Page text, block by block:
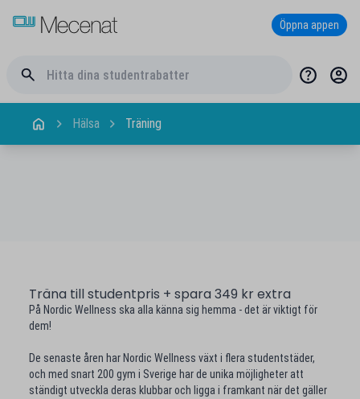
Öppna appen
Hälsa Träning
Träna till studentpris + spara 349 kr extra
På Nordic Wellness ska alla känna sig hemma - det är viktigt för
dem!
De senaste åren har Nordic Wellness växt i flera studentstäder,
och med snart 200 gym i Sverige har de unika möjligheter att
ständigt utveckla deras klubbar och ligga i framkant när det gäller